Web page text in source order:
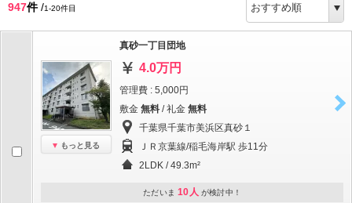
947件/1-20件目
もっと見る
真砂一丁目団地
4.0万円
管理費 : 5,000円
敷金 無料 / 礼金 無料
千葉県千葉市美浜区真砂１
ＪＲ京葉線/稲毛海岸駅 歩11分
2LDK / 49.3m²
ただいま 10人 が検討中！